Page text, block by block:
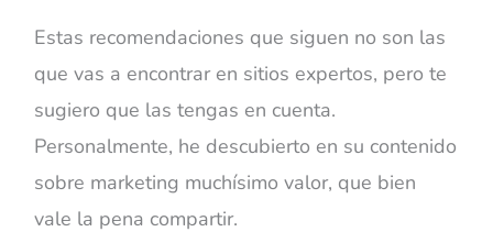
Estas recomendaciones que siguen no son las
que vas a encontrar en sitios expertos, pero te
sugiero que las tengas en cuenta.
Personalmente, he descubierto en su contenido
sobre marketing muchísimo valor, que bien
vale la pena compartir.